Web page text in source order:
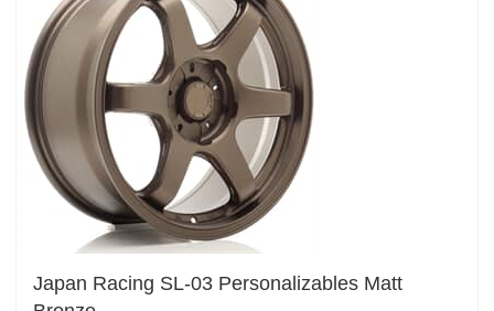
Japan Racing SL-03 Personalizables Matt